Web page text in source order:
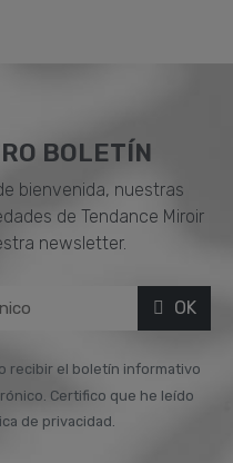
BOLETÍN
bienvenida, nuestras
de Tendance Miroir
newsletter.
OK
recibir el boletín informativo
Certifico que he leído
de privacidad.